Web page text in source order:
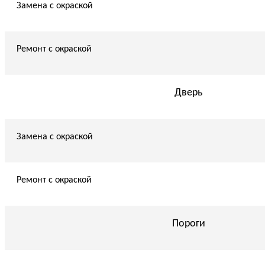
Замена с окраской
Ремонт с окраской
Дверь
Замена с окраской
Ремонт с окраской
Пороги